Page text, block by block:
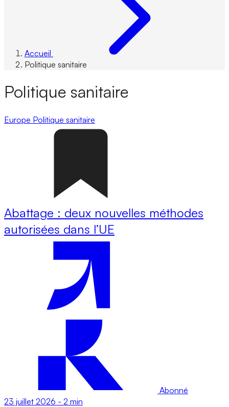
Accueil
Politique sanitaire
Politique sanitaire
Europe Politique sanitaire
Abattage : deux nouvelles méthodes
autorisées dans l’UE
Abonné
23 juillet 2026 - 2 min